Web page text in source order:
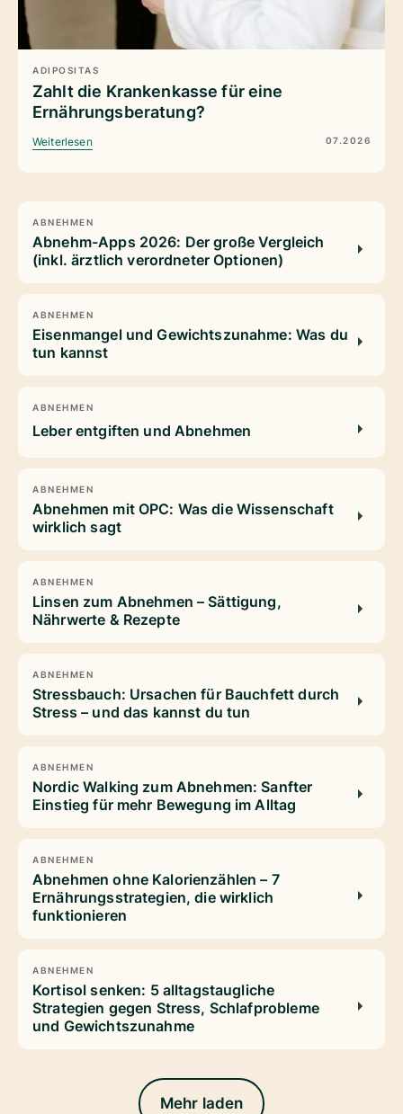
ADIPOSITAS
Zahlt die Krankenkasse für eine
Ernährungsberatung?
Weiterlesen 07.2026
ABNEHMEN
Abnehm-Apps 2026: Der große Vergleich
(inkl. ärztlich verordneter Optionen)
ABNEHMEN
Eisenmangel und Gewichtszunahme: Was du
tun kannst
ABNEHMEN
Leber entgiften und Abnehmen
ABNEHMEN
Abnehmen mit OPC: Was die Wissenschaft
wirklich sagt
ABNEHMEN
Linsen zum Abnehmen – Sättigung,
Nährwerte & Rezepte
ABNEHMEN
Stressbauch: Ursachen für Bauchfett durch
Stress – und das kannst du tun
ABNEHMEN
Nordic Walking zum Abnehmen: Sanfter
Einstieg für mehr Bewegung im Alltag
ABNEHMEN
Abnehmen ohne Kalorienzählen – 7
Ernährungsstrategien, die wirklich
funktionieren
ABNEHMEN
Kortisol senken: 5 alltagstaugliche
Strategien gegen Stress, Schlafprobleme
und Gewichtszunahme
Mehr laden